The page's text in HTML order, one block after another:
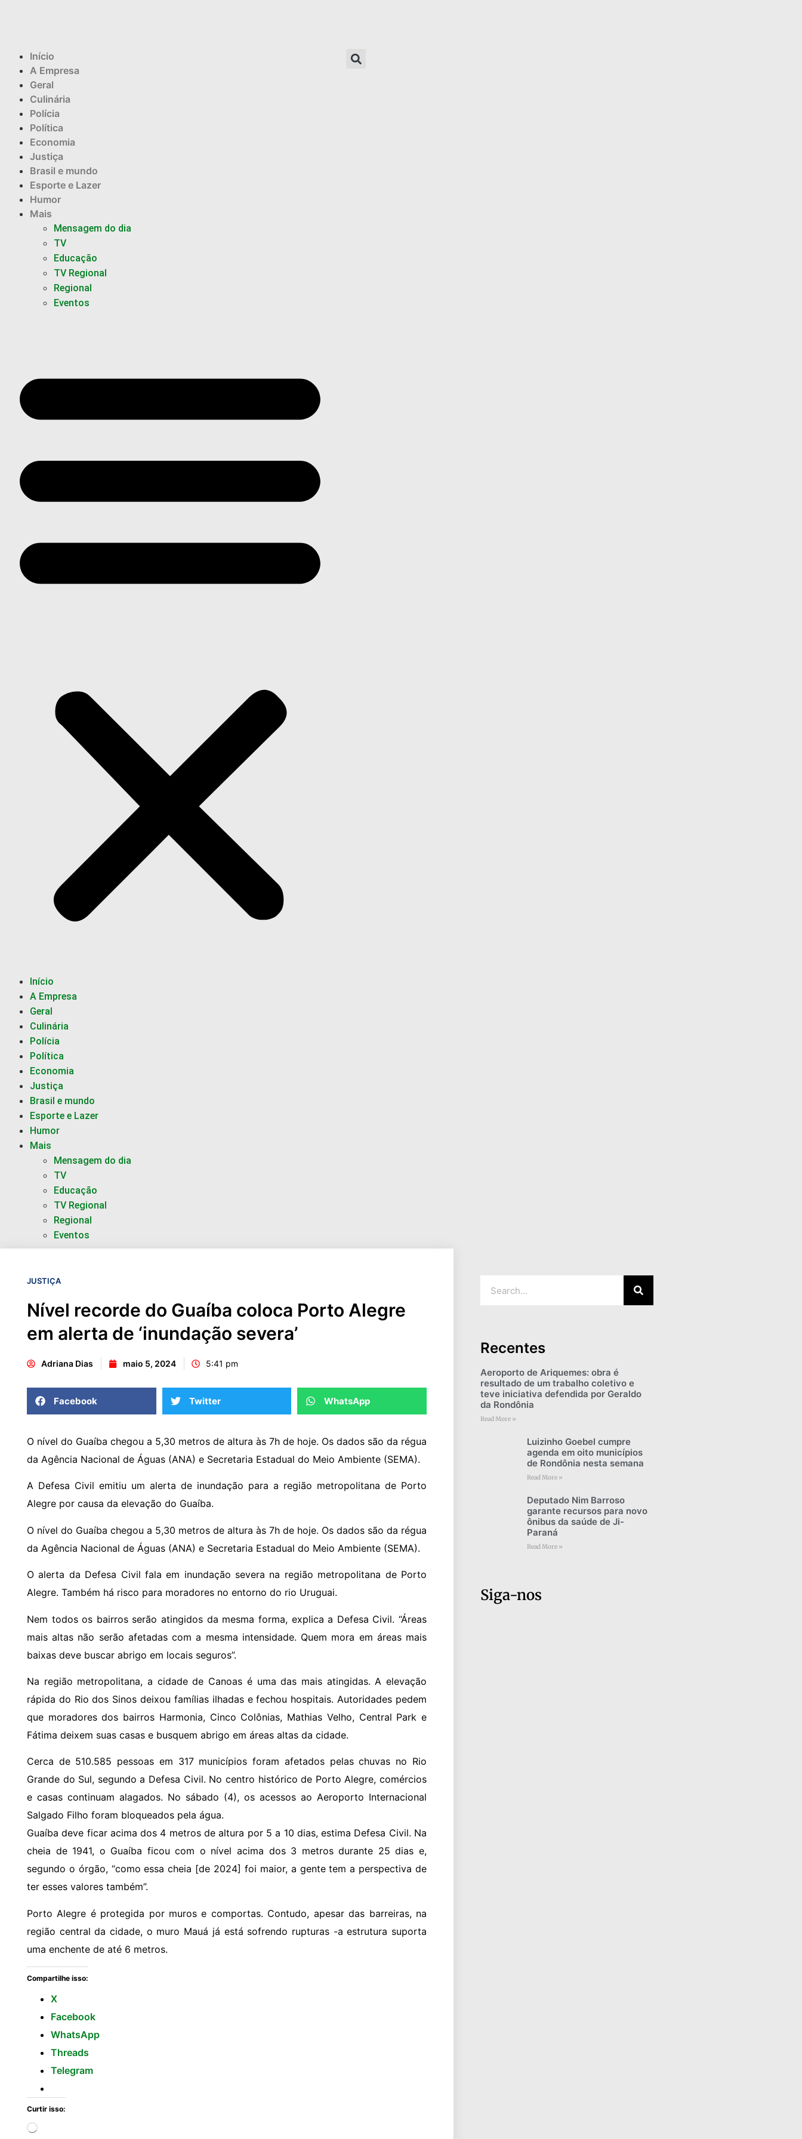
Início
A Empresa
Geral
Culinária
Polícia
Política
Economia
Justiça
Brasil e mundo
Esporte e Lazer
Humor
Mais
Mensagem do dia
TV
Educação
TV Regional
Regional
Eventos
Início
A Empresa
Geral
Culinária
Polícia
Política
Economia
Justiça
Brasil e mundo
Esporte e Lazer
Humor
Mais
Mensagem do dia
TV
Educação
TV Regional
Regional
Eventos
JUSTIÇA
Nível recorde do Guaíba coloca Porto Alegre
em alerta de ‘inundação severa’
Adriana Dias maio 5, 2024 5:41 pm
Facebook Twitter WhatsApp
O nível do Guaíba chegou a 5,30 metros de altura às 7h de hoje. Os dados são da régua
da Agência Nacional de Águas (ANA) e Secretaria Estadual do Meio Ambiente (SEMA).
A Defesa Civil emitiu um alerta de inundação para a região metropolitana de Porto
Alegre por causa da elevação do Guaíba.
O nível do Guaíba chegou a 5,30 metros de altura às 7h de hoje. Os dados são da régua
da Agência Nacional de Águas (ANA) e Secretaria Estadual do Meio Ambiente (SEMA).
O alerta da Defesa Civil fala em inundação severa na região metropolitana de Porto
Alegre. Também há risco para moradores no entorno do rio Uruguai.
Nem todos os bairros serão atingidos da mesma forma, explica a Defesa Civil. “Áreas
mais altas não serão afetadas com a mesma intensidade. Quem mora em áreas mais
baixas deve buscar abrigo em locais seguros”.
Na região metropolitana, a cidade de Canoas é uma das mais atingidas. A elevação
rápida do Rio dos Sinos deixou famílias ilhadas e fechou hospitais. Autoridades pedem
que moradores dos bairros Harmonia, Cinco Colônias, Mathias Velho, Central Park e
Fátima deixem suas casas e busquem abrigo em áreas altas da cidade.
Cerca de 510.585 pessoas em 317 municípios foram afetados pelas chuvas no Rio
Grande do Sul, segundo a Defesa Civil. No centro histórico de Porto Alegre, comércios
e casas continuam alagados. No sábado (4), os acessos ao Aeroporto Internacional
Salgado Filho foram bloqueados pela água.
Guaíba deve ficar acima dos 4 metros de altura por 5 a 10 dias, estima Defesa Civil. Na
cheia de 1941, o Guaíba ficou com o nível acima dos 3 metros durante 25 dias e,
segundo o órgão, “como essa cheia [de 2024] foi maior, a gente tem a perspectiva de
ter esses valores também”.
Porto Alegre é protegida por muros e comportas. Contudo, apesar das barreiras, na
região central da cidade, o muro Mauá já está sofrendo rupturas -a estrutura suporta
uma enchente de até 6 metros.
Compartilhe isso:
X
Facebook
WhatsApp
Threads
Telegram
Curtir isso:
Recentes
Aeroporto de Ariquemes: obra é
resultado de um trabalho coletivo e
teve iniciativa defendida por Geraldo
da Rondônia
Read More »
Luizinho Goebel cumpre
agenda em oito municípios
de Rondônia nesta semana
Read More »
Deputado Nim Barroso
garante recursos para novo
ônibus da saúde de Ji-
Paraná
Read More »
Siga-nos